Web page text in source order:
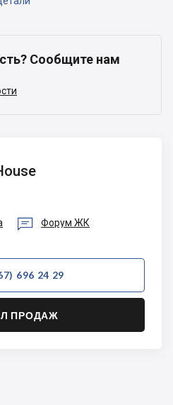
Сообщите нам
 Форум ЖК
696 24 29
ПРОДАЖ